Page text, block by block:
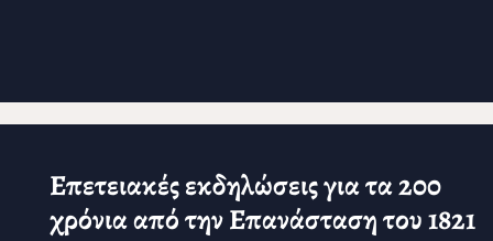
Επετειακές εκδηλώσεις για τα 200
χρόνια από την Επανάσταση του 1821